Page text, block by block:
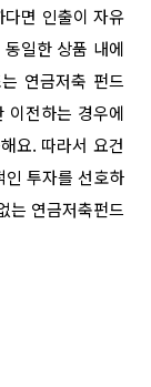
면 인출이 자유
일한 상품 내에
연금저축 펀드
이전하는 경우에
요. 따라서 요건
인 투자를 선호하
는 연금저축펀드